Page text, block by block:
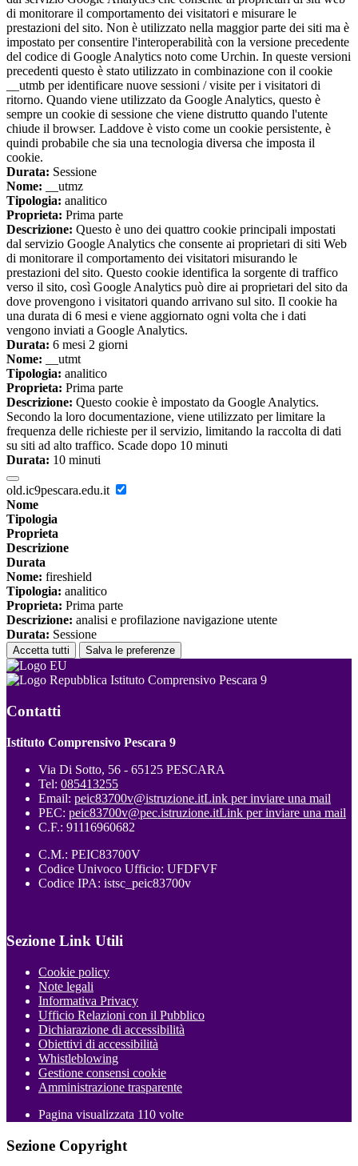
di monitorare il comportamento dei visitatori e misurare le
prestazioni del sito. Non è utilizzato nella maggior parte dei siti ma è
impostato per consentire l'interoperabilità con la versione precedente
del codice di Google Analytics noto come Urchin. In queste versioni
precedenti questo è stato utilizzato in combinazione con il cookie
__utmb per identificare nuove sessioni / visite per i visitatori di
ritorno. Quando viene utilizzato da Google Analytics, questo è
sempre un cookie di sessione che viene distrutto quando l'utente
chiude il browser. Laddove è visto come un cookie persistente, è
quindi probabile che sia una tecnologia diversa che imposta il
cookie.
Durata: Sessione
Nome: __utmz
Tipologia: analitico
Proprieta: Prima parte
Descrizione: Questo è uno dei quattro cookie principali impostati
dal servizio Google Analytics che consente ai proprietari di siti Web
di monitorare il comportamento dei visitatori misurando le
prestazioni del sito. Questo cookie identifica la sorgente di traffico
verso il sito, così Google Analytics può dire ai proprietari del sito da
dove provengono i visitatori quando arrivano sul sito. Il cookie ha
una durata di 6 mesi e viene aggiornato ogni volta che i dati
vengono inviati a Google Analytics.
Durata: 6 mesi 2 giorni
Nome: __utmt
Tipologia: analitico
Proprieta: Prima parte
Descrizione: Questo cookie è impostato da Google Analytics.
Secondo la loro documentazione, viene utilizzato per limitare la
frequenza delle richieste per il servizio, limitando la raccolta di dati
su siti ad alto traffico. Scade dopo 10 minuti
Durata: 10 minuti
old.ic9pescara.edu.it
Nome
Tipologia
Proprieta
Descrizione
Durata
Nome: fireshield
Tipologia: analitico
Proprieta: Prima parte
Descrizione: analisi e profilazione navigazione utente
Durata: Sessione
Accetta tutti Salva le preferenze
Istituto Comprensivo Pescara 9
Contatti
Istituto Comprensivo Pescara 9
Via Di Sotto, 56 - 65125 PESCARA
Tel: 085413255
Email: peic83700v@istruzione.itLink per inviare una mail
PEC: peic83700v@pec.istruzione.itLink per inviare una mail
C.F.: 91116960682
C.M.: PEIC83700V
Codice Univoco Ufficio: UFDFVF
Codice IPA: istsc_peic83700v
Sezione Link Utili
Cookie policy
Note legali
Informativa Privacy
Ufficio Relazioni con il Pubblico
Dichiarazione di accessibilità
Obiettivi di accessibilità
Whistleblowing
Gestione consensi cookie
Amministrazione trasparente
Pagina visualizzata 110 volte
Sezione Copyright